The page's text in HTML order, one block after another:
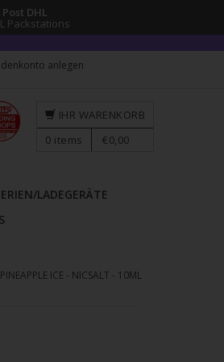
DHL
Packstations
anlegen
LADEGERÄTE
IHR WARENKORB
0 items €0,00
ICE - NICSALT - 10ML